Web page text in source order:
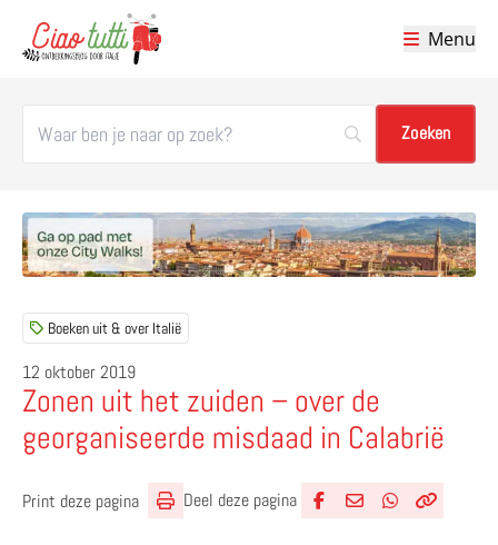
Menu
Boeken uit & over Italië
12 oktober 2019
Zonen uit het zuiden – over de
georganiseerde misdaad in Calabrië
Print deze pagina Deel deze pagina